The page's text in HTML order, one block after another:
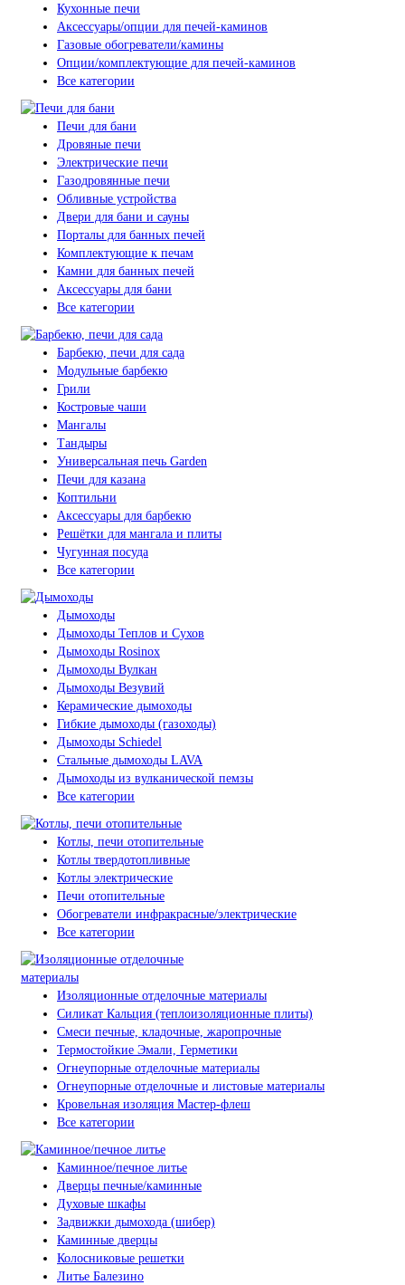
Кухонные печи
Аксессуары/опции для печей-каминов
Газовые обогреватели/камины
Опции/комплектующие для печей-каминов
Все категории
Печи для бани
Дровяные печи
Электрические печи
Газодровянные печи
Обливные устройства
Двери для бани и сауны
Порталы для банных печей
Комплектующие к печам
Камни для банных печей
Аксессуары для бани
Все категории
Барбекю, печи для сада
Модульные барбекю
Грили
Костровые чаши
Мангалы
Тандыры
Универсальная печь Garden
Печи для казана
Коптильни
Аксессуары для барбекю
Решётки для мангала и плиты
Чугунная посуда
Все категории
Дымоходы
Дымоходы Теплов и Сухов
Дымоходы Rosinox
Дымоходы Вулкан
Дымоходы Везувий
Керамические дымоходы
Гибкие дымоходы (газоходы)
Дымоходы Schiedel
Стальные дымоходы LAVA
Дымоходы из вулканической пемзы
Все категории
Котлы, печи отопительные
Котлы твердотопливные
Котлы электрические
Печи отопительные
Обогреватели инфракрасные/электрические
Все категории
Изоляционные отделочные материалы
Силикат Кальция (теплоизоляционные плиты)
Смеси печные, кладочные, жаропрочные
Термостойкие Эмали, Герметики
Огнеупорные отделочные материалы
Огнеупорные отделочные и листовые материалы
Кровельная изоляция Мастер-флеш
Все категории
Каминное/печное литье
Дверцы печные/каминные
Духовые шкафы
Задвижки дымохода (шибер)
Каминные дверцы
Колосниковые решетки
Литье Балезино